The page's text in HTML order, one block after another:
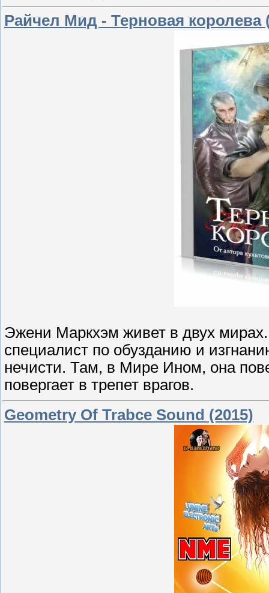
Райчел Мид - Терновая королева
Эжени Маркхэм живет в двух
специалист по обузданию и
нечисти. Там, в Мире Ином, она
повергает в трепет врагов.
Geometry Of Trabce Sound (2015)